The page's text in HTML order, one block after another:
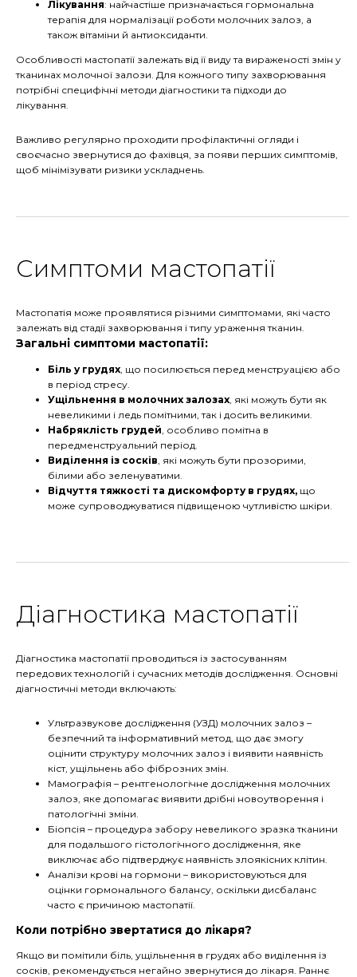
Лікування: найчастіше призначається гормональна
терапія для нормалізації роботи молочних залоз, а
також вітаміни й антиоксиданти.
Особливості мастопатії залежать від її виду та вираженості змін у
тканинах молочної залози. Для кожного типу захворювання
потрібні специфічні методи діагностики та підходи до
лікування.
Важливо регулярно проходити профілактичні огляди і
своєчасно звернутися до фахівця, за появи перших симптомів,
щоб мінімізувати ризики ускладнень.
Симптоми мастопатії
Мастопатія може проявлятися різними симптомами, які часто
залежать від стадії захворювання і типу ураження тканин.
Загальні симптоми мастопатії:
Біль у грудях, що посилюється перед менструацією або
в період стресу.
Ущільнення в молочних залозах, які можуть бути як
невеликими і ледь помітними, так і досить великими.
Набряклість грудей, особливо помітна в
передменструальний період.
Виділення із сосків, які можуть бути прозорими,
білими або зеленуватими.
Відчуття тяжкості та дискомфорту в грудях, що
може супроводжуватися підвищеною чутливістю шкіри.
Діагностика мастопатії
Діагностика мастопатії проводиться із застосуванням
передових технологій і сучасних методів дослідження. Основні
діагностичні методи включають:
Ультразвукове дослідження (УЗД) молочних залоз –
безпечний та інформативний метод, що дає змогу
оцінити структуру молочних залоз і виявити наявність
кіст, ущільнень або фіброзних змін.
Мамографія – рентгенологічне дослідження молочних
залоз, яке допомагає виявити дрібні новоутворення і
патологічні зміни.
Біопсія – процедура забору невеликого зразка тканини
для подальшого гістологічного дослідження, яке
виключає або підтверджує наявність злоякісних клітин.
Аналізи крові на гормони – використовуються для
оцінки гормонального балансу, оскільки дисбаланс
часто є причиною мастопатії.
Коли потрібно звертатися до лікаря?
Якщо ви помітили біль, ущільнення в грудях або виділення із
сосків, рекомендується негайно звернутися до лікаря. Раннє